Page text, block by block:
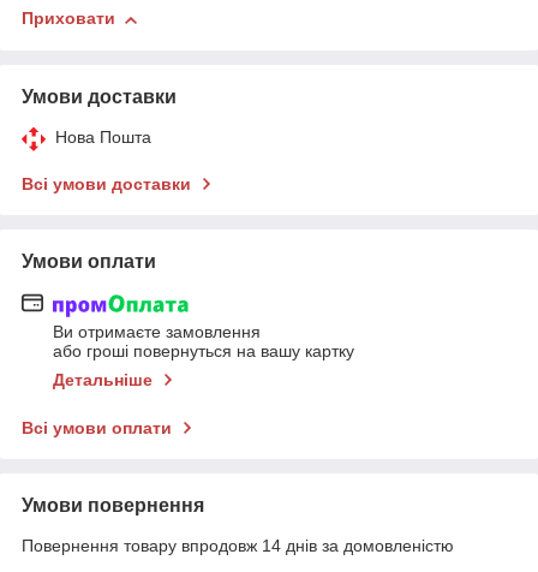
Приховати
Умови доставки
Нова Пошта
Всі умови доставки
Умови оплати
Ви отримаєте замовлення
або гроші повернуться на вашу картку
Детальніше
Всі умови оплати
Умови повернення
Повернення товару впродовж 14 днів за домовленістю